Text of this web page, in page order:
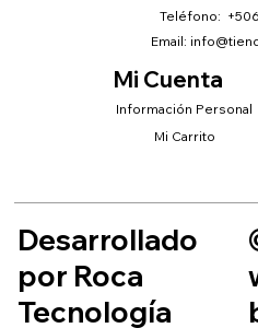
Mi Cuenta
Información Personal
Mi Carrito
Teléfono:
Email:
Desarrollado
por Roca
Tecnología